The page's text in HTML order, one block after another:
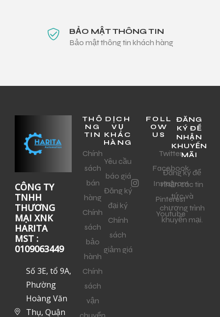
BẢO MẬT THÔNG TIN
Bảo mật thông tin khách hàng
CÔNG TY
TNHH
THƯƠNG
MẠI XNK
HARITA
MST :
0109063449
Số 3E, tổ 9A,
Phường
Hoàng Văn
Thụ, Quận
THÔ
NG
TIN
Chính
sách
bán
hàng
Chính
sách
bảo
hành
Chính
sách
vận
DỊCH
VỤ
KHÁC
HÀNG
Yêu cầu
báo giá
Đăng ký
đại ký
Chính
sách
giảm giá
FOLL
OW
US
Twitter
Facebook
Instagram
Pinterest
Youtube
ĐĂNG
KÝ ĐỂ
NHẬN
KHUYẾN
MÃI
Đăng ký để
nhận các tin
tức và
chương trình
khuyến mại.